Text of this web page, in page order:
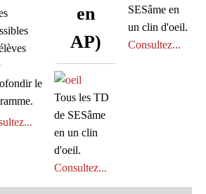
le
en
AP)
Tous les TD
de SESâme
en un clin
d'oeil.
Consultez...
SESâme en
un clin d'oeil.
Consultez...